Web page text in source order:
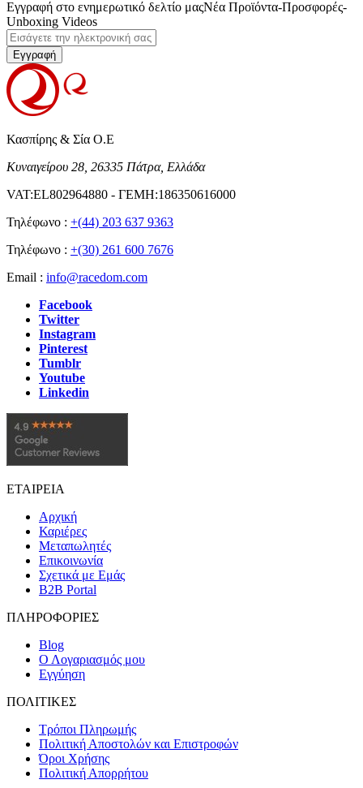
Εγγραφή στο ενημερωτικό δελτίο μαςΝέα Προϊόντα-Προσφορές-
Unboxing Videos
Εγγραφή
Κασπίρης & Σία Ο.Ε
Κυναιγείρου 28, 26335 Πάτρα, Ελλάδα
VAT:EL802964880 - ΓΕΜΗ:186350616000
Τηλέφωνο : +(44) 203 637 9363
Τηλέφωνο : +(30) 261 600 7676
Email : info@racedom.com
Facebook
Twitter
Instagram
Pinterest
Tumblr
Youtube
Linkedin
ΕΤΑΙΡΕΙΑ
Αρχική
Καριέρες
Μεταπωλητές
Επικοινωνία
Σχετικά με Εμάς
B2B Portal
ΠΛΗΡΟΦΟΡΙΕΣ
Blog
Ο Λογαριασμός μου
Εγγύηση
ΠΟΛΙΤΙΚΕΣ
Τρόποι Πληρωμής
Πολιτική Αποστολών και Επιστροφών
Όροι Χρήσης
Πολιτική Απορρήτου